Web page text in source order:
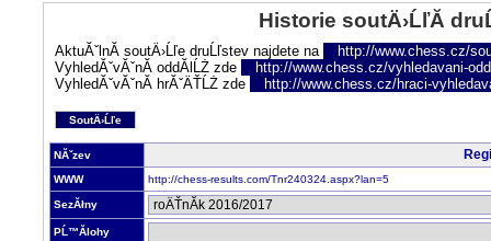
Historie soutÄ›ĹľĂ­
AktuĂˇlnĂ­ soutÄ›Ĺľe druĹľstev najdete na
http://www.chess.cz/
VyhledĂˇvĂˇnĂ­ oddĂ­lĹŻ zde
http://www.chess.cz/vyhledavani-
VyhledĂˇvĂˇnĂ­ hrĂˇÄŤĹŻ zde
http://www.chess.cz/hraci-
SoutÄ›Ĺľe
NĂˇzev
WWW http://chess-results.com/Tnr240324.aspx?lan=5
SezĂłny
PĹ™Ă­lohy